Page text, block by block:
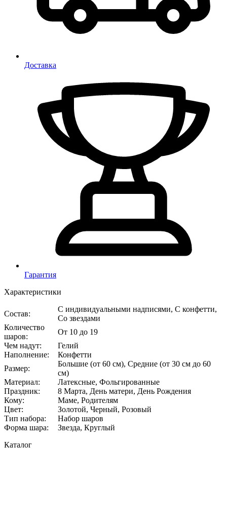
Доставка
Гарантия
Характеристики
Состав:
С индивидуальными надписями, С конфетти,
Со звездами
Количество
шаров:
От 10 до 19
Чем надут:
Гелий
Наполнение:
Конфетти
Размер:
Большие (от 60 см), Средние (от 30 см до 60
см)
Материал:
Латексные, Фольгированные
Праздник:
8 Марта, День матери, День Рождения
Кому:
Маме, Родителям
Цвет:
Золотой, Черный, Розовый
Тип набора:
Набор шаров
Форма шара:
Звезда, Круглый
Каталог